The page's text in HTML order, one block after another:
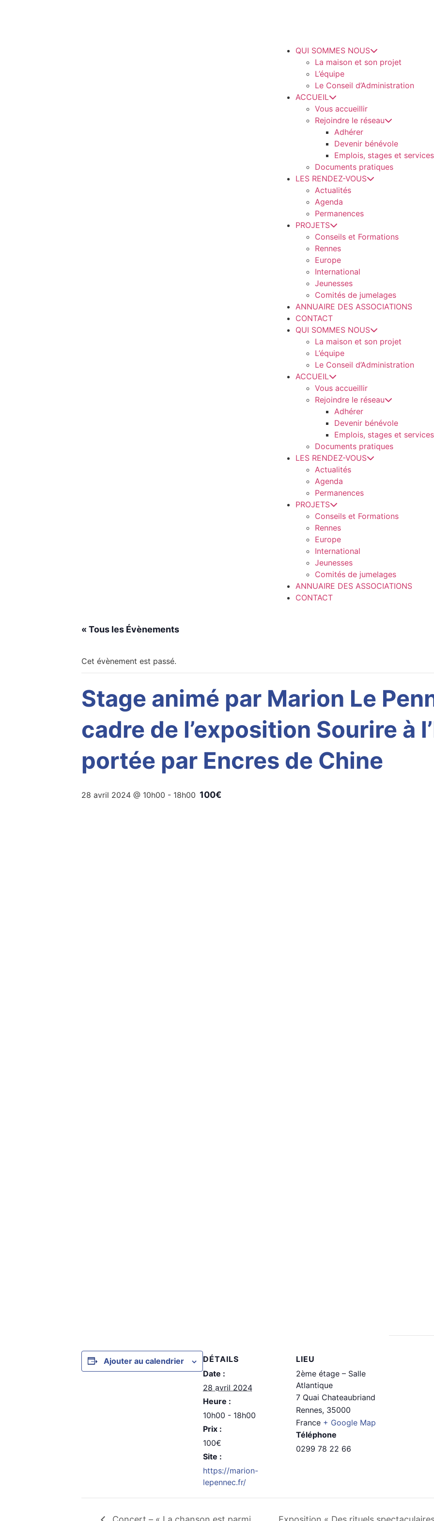
QUI SOMMES NOUS
La maison et son projet
L’équipe
Le Conseil d’Administration
ACCUEIL
Vous accueillir
Rejoindre le réseau
Adhérer
Devenir bénévole
Emplois, stages et
Documents pratiques
LES RENDEZ-VOUS
Actualités
Agenda
Permanences
PROJETS
Conseils et Formations
Rennes
Europe
International
Jeunesses
Comités de jumelages
ANNUAIRE DES ASSOCIATIONS
CONTACT
QUI SOMMES NOUS
La maison et son projet
L’équipe
Le Conseil d’Administration
ACCUEIL
Vous accueillir
Rejoindre le réseau
Adhérer
Devenir bénévole
Emplois, stages et
Documents pratiques
LES RENDEZ-VOUS
Actualités
Agenda
Permanences
PROJETS
Conseils et Formations
Rennes
Europe
International
Jeunesses
Comités de jumelages
ANNUAIRE DES ASSOCIATIONS
CONTACT
« Tous les Évènements
Cet évènement est passé.
Stage animé par Marion Le
cadre de l’exposition Sourire à
portée par Encres de Chine
28 avril 2024 @ 10h00 - 18h00 100€
Ajouter au calendrier
DÉTAILS
Date :
28 avril 2024
Heure :
10h00 - 18h00
Prix :
100€
Site :
https://marion-
lepennec.fr/
LIEU
2ème étage – Salle
Atlantique
7 Quai Chateaubriand
Rennes, 35000
France + Google Map
Téléphone
0299 78 22 66